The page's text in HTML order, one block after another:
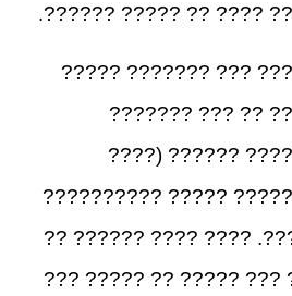
???? ???????? ??? ????
???? ?????? ??????
???????? ???
??????? ????
??????) ???? ?? ?????
????????? ???????.
????? ????????? ???